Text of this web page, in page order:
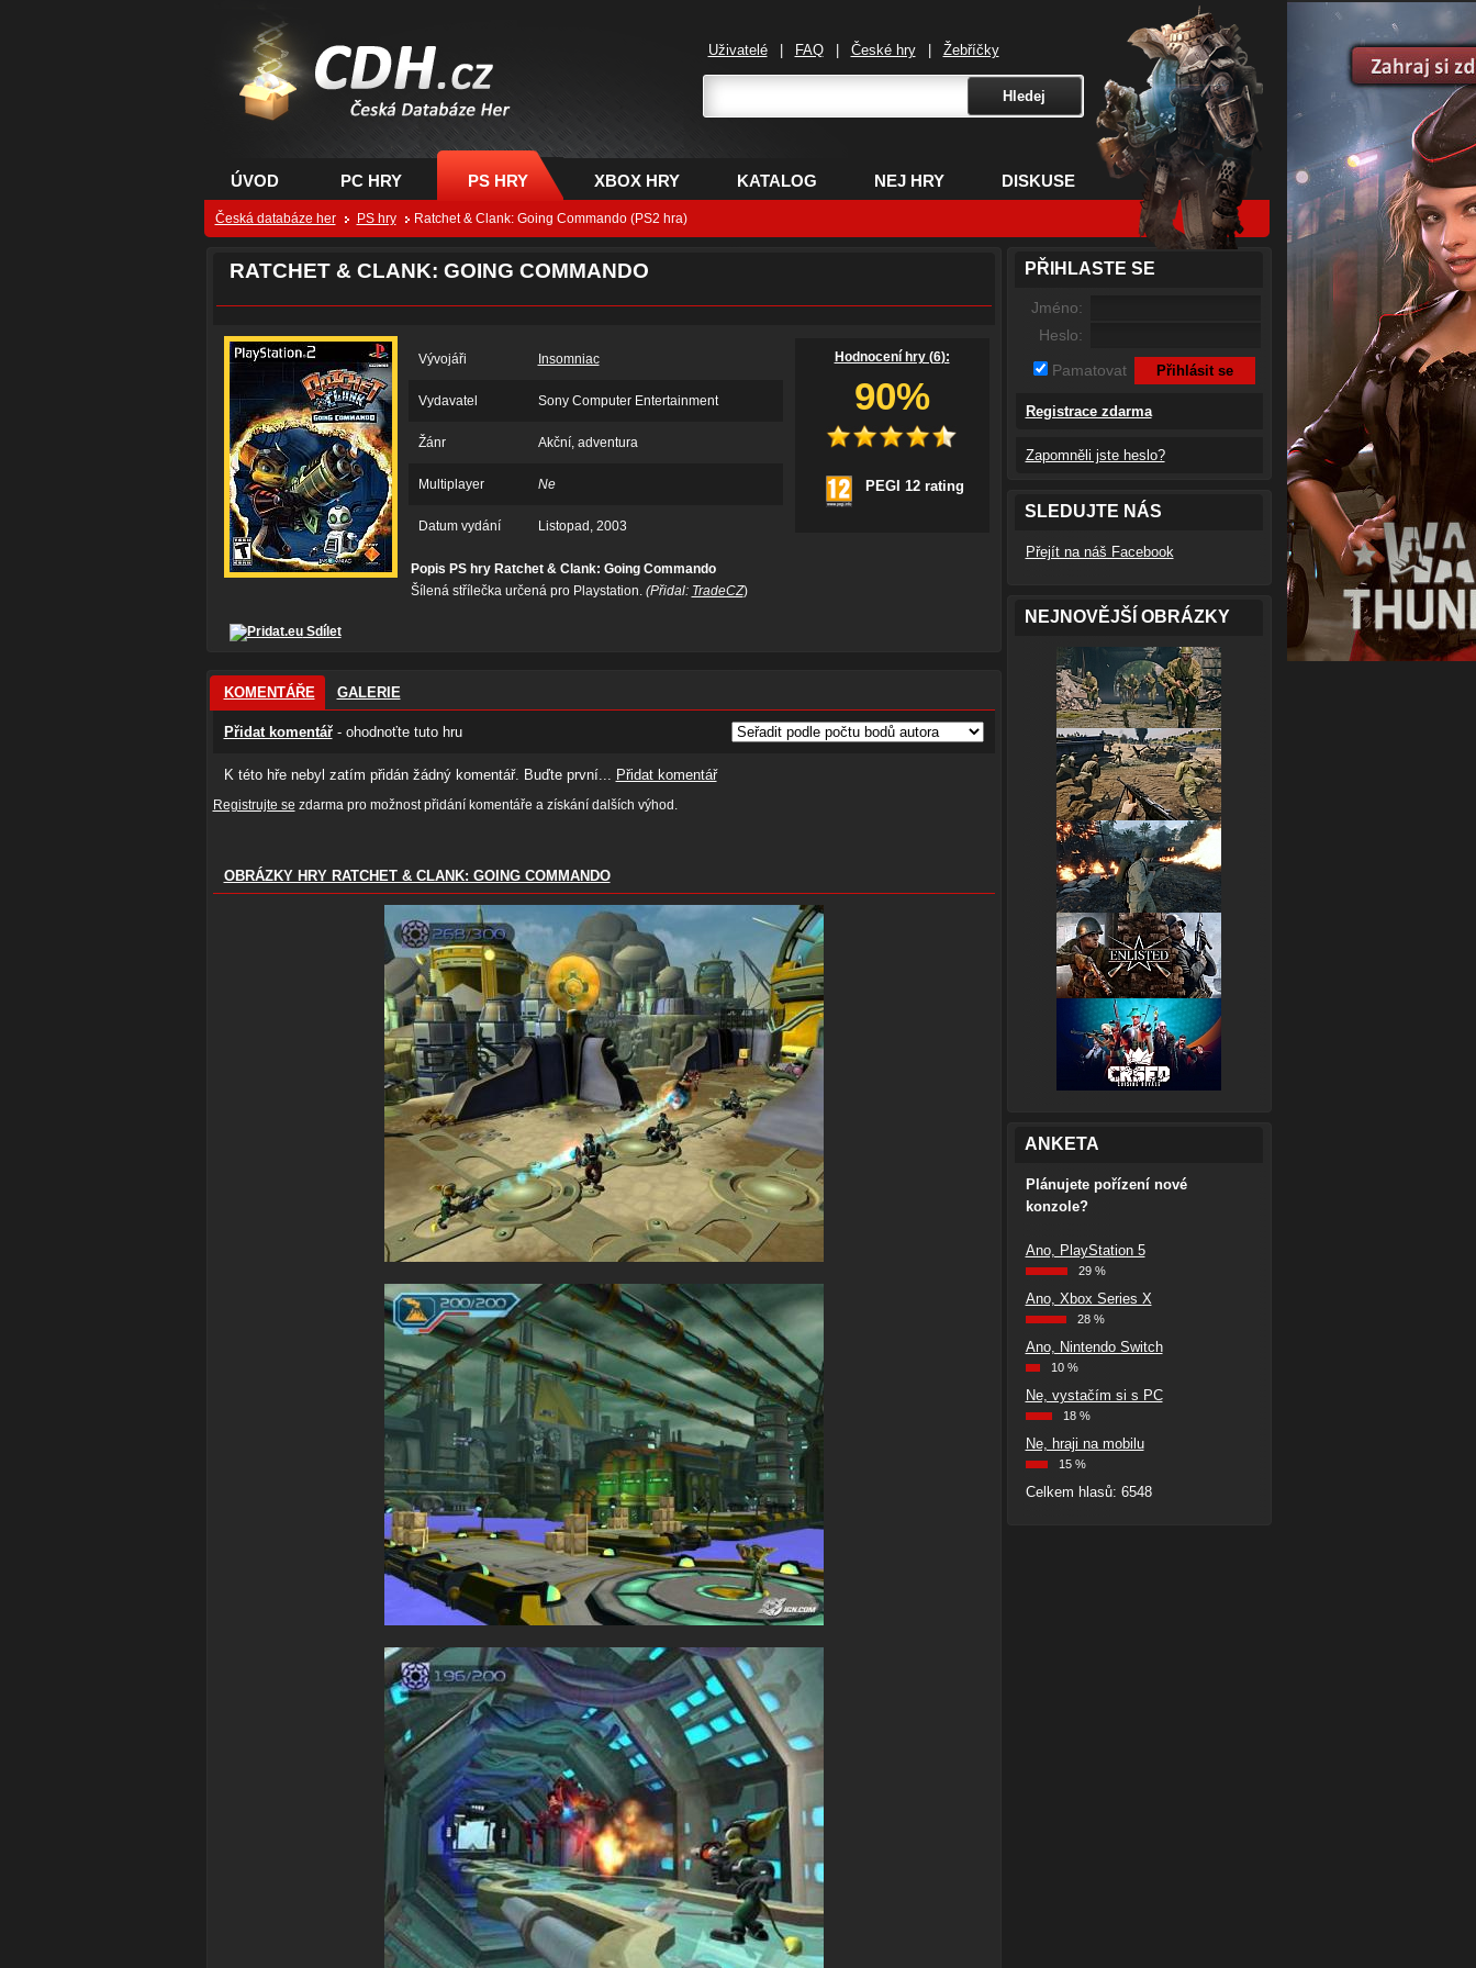
CDH.cz - hry na PC,
PS, XBOX - Česká
databáze her
Uživatelé FAQ České hry Žebříčky
ÚVOD PC HRY PS HRY XBOX HRY KATALOG NEJ HRY DISKUSE
Česká databáze her PS hry Ratchet & Clank: Going Commando (PS2 hra)
RATCHET & CLANK: GOING COMMANDO
Vývojáři Insomniac
Vydavatel Sony Computer Entertainment
Žánr Akční, adventura
Multiplayer Ne
Datum vydání Listopad, 2003
Hodnocení hry (6):
90%
PEGI 12 rating
Popis PS hry Ratchet & Clank: Going Commando
Šílená střílečka určená pro Playstation.(Přidal: TradeCZ)
Sdílet
KOMENTÁŘE GALERIE
Přidat komentář- ohodnoťte tuto hru
K této hře nebyl zatím přidán žádný komentář. Buďte první... Přidat komentář
Registrujte se zdarma pro možnost přidání komentáře a získání dalších výhod.
OBRÁZKY HRY RATCHET & CLANK: GOING COMMANDO
PŘIHLASTE SE
Jméno:
Heslo:
Pamatovat
Registrace zdarma
Zapomněli jste heslo?
SLEDUJTE NÁS
Přejít na náš Facebook
NEJNOVĚJŠÍ OBRÁZKY
ANKETA
Plánujete pořízení nové
konzole?
Ano, PlayStation 5
29 %
Ano, Xbox Series X
28 %
Ano, Nintendo Switch
10 %
Ne, vystačím si s PC
18 %
Ne, hraji na mobilu
15 %
Celkem hlasů: 6548